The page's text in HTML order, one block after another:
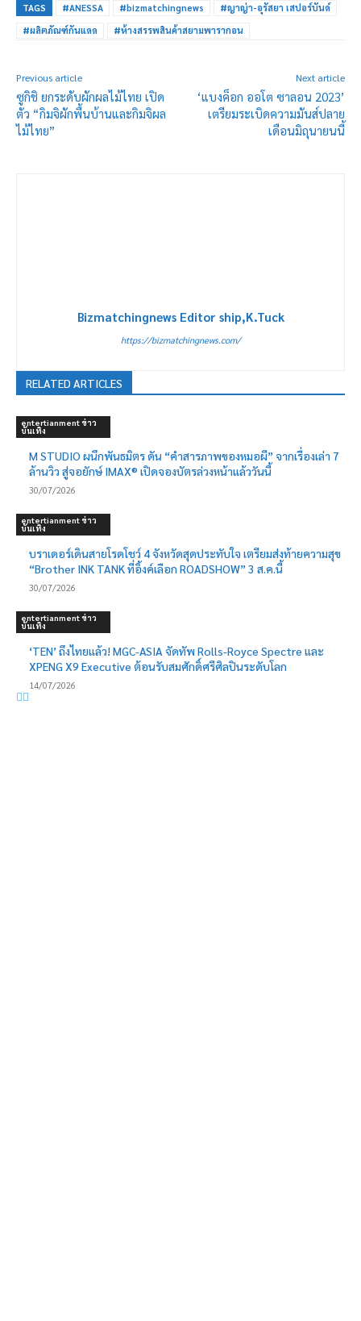
TAGS #ANESSA #bizmatchingnews
#ญาญ่า-อุรัสยา เสปอร์บันด์
#ผลิตภัณฑ์กันแดด
#ห้างสรรพสินค้าสยามพารากอน
Previous article
ซูกิชิ ยกระดับผักผลไม้ไทย เปิด
ตัว “กิมจิผักพื้นบ้านและกิมจิผล
ไม้ไทย”
Next article
‘แบงค็อก ออโต ซาลอน 2023’
เตรียมระเบิดความมันส์ปลาย
เดือนมิถุนายนนี้
Bizmatchingnews Editor ship,K.Tuck
https://bizmatchingnews.com/
RELATED ARTICLES
entertianment ข่าว
บันเทิง
M STUDIO ผนึกพันธมิตร ดัน “คำสารภาพของหมอผี” จากเรื่องเล่า 7
ล้านวิว สู่จอยักษ์ IMAX® เปิดจองบัตรล่วงหน้าแล้ววันนี้
30/07/2026
entertianment ข่าว
บันเทิง
บราเดอร์เดินสายโรดโชว์ 4 จังหวัดสุดประทับใจ เตรียมส่งท้ายความสุข
“Brother INK TANK ที่อิ้งค์เลือก ROADSHOW” 3 ส.ค.นี้
30/07/2026
entertianment ข่าว
บันเทิง
‘TEN’ ถึงไทยแล้ว! MGC-ASIA จัดทัพ Rolls-Royce Spectre และ
XPENG X9 Executive ต้อนรับสมศักดิ์ศรีศิลปินระดับโลก
14/07/2026